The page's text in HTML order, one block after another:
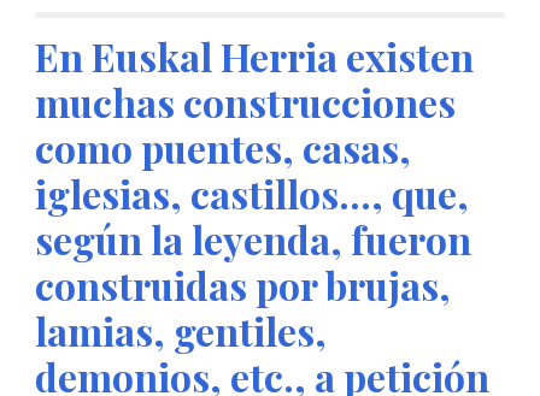
En Euskal Herria existen
muchas construcciones
como puentes, casas,
iglesias, castillos..., que,
según la leyenda, fueron
construidas por brujas,
lamias, gentiles,
demonios, etc., a petición